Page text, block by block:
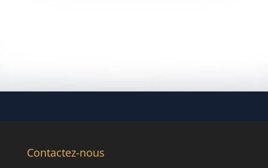
Contactez-nous